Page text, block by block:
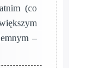
(co
–